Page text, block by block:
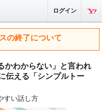
ログイン
の終了について
かわからない」と言われ
伝える「シンプルトー
すい話し方